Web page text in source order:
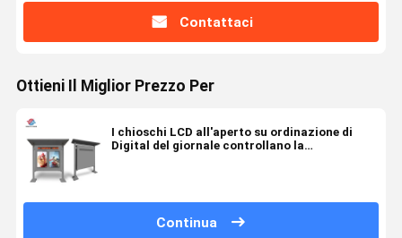
Contattaci
Ottieni Il Miglior Prezzo Per
I chioschi LCD all'aperto su ordinazione di
Digital del giornale controllano la
Continua